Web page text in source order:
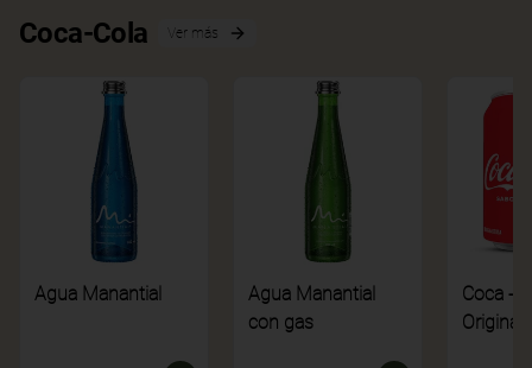
Coca-Cola Ver más
Agua Manantial
Agua Manantial
con gas
Coca -
Original